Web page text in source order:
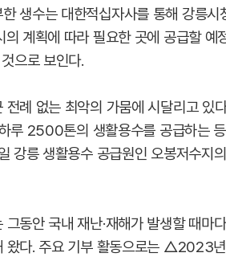
생수는 대한적십자사를 통해 강릉
의 계획에 따라 필요한 곳에 공급할
으로 보인다.
전례 없는 최악의 가뭄에 시달리고 있
루 2500톤의 생활용수를 공급하는
강릉 생활용수 공급원인 오봉저수지
그동안 국내 재난·재해가 발생할 때마
왔다. 주요 기부 활동으로는 △2023